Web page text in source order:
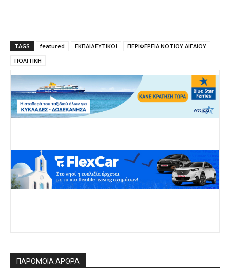
TAGS featured ΕΚΠΑΙΔΕΥΤΙΚΟΙ
ΠΕΡΙΦΕΡΕΙΑ ΝΟΤΙΟΥ ΑΙΓΑΙΟΥ
ΠΟΛΙΤΙΚΗ
ΠΑΡΟΜΟΙΑ ΑΡΘΡΑ